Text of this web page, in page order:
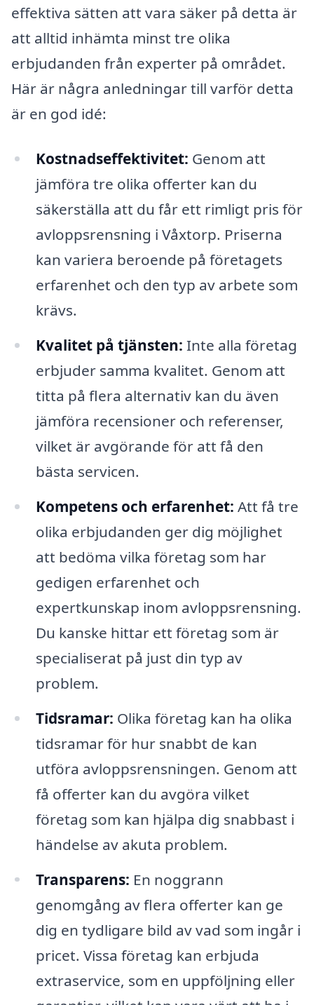
effektiva sätten att vara säker på detta är
att alltid inhämta minst tre olika
erbjudanden från experter på området.
Här är några anledningar till varför detta
är en god idé:
Kostnadseffektivitet: Genom att
jämföra tre olika offerter kan du
säkerställa att du får ett rimligt pris för
avloppsrensning i Våxtorp. Priserna
kan variera beroende på företagets
erfarenhet och den typ av arbete som
krävs.
Kvalitet på tjänsten: Inte alla företag
erbjuder samma kvalitet. Genom att
titta på flera alternativ kan du även
jämföra recensioner och referenser,
vilket är avgörande för att få den
bästa servicen.
Kompetens och erfarenhet: Att få tre
olika erbjudanden ger dig möjlighet
att bedöma vilka företag som har
gedigen erfarenhet och
expertkunskap inom avloppsrensning.
Du kanske hittar ett företag som är
specialiserat på just din typ av
problem.
Tidsramar: Olika företag kan ha olika
tidsramar för hur snabbt de kan
utföra avloppsrensningen. Genom att
få offerter kan du avgöra vilket
företag som kan hjälpa dig snabbast i
händelse av akuta problem.
Transparens: En noggrann
genomgång av flera offerter kan ge
dig en tydligare bild av vad som ingår i
pricet. Vissa företag kan erbjuda
extraservice, som en uppföljning eller